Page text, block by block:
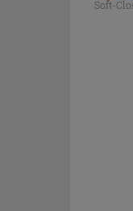
Soft-